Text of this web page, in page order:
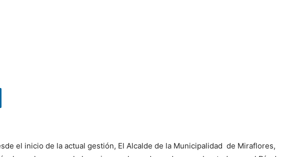
el inicio de la actual gestión, El Alcalde de la Municipalidad de Miraflores,